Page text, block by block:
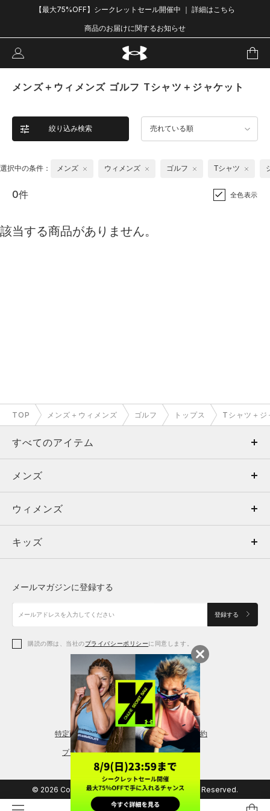
【最大75%OFF】シークレットセール開催中 ｜ 詳細はこちら
商品のお届けに関するお知らせ
メンズ＋ウィメンズ ゴルフ Tシャツ＋ジャケット
絞り込み検索 売れている順
選択中の条件： メンズ ウィメンズ ゴルフ Tシャツ
0件 全色表示
該当する商品がありません。
TOP メンズ＋ウィメンズ ゴルフ トップス Tシャツ＋ジ
すべてのアイテム
メンズ
ウィメンズ
キッズ
アクセサリー
メンズ
トップス
ボトムス
アクセサリー
ウィメンズ
トップス
シューズ
アクセサリー
レギンス＆タイツ
キッズ
シューズ
メールマガジンに登録する
登録する
購読の際は、当社のプライバシーポリシーに同意します。
特定商取引法に基づく通販の表記 会員規約
プライバシーポリシー
© 2026 Copyright DOME Corporation. All Rights Reserved.